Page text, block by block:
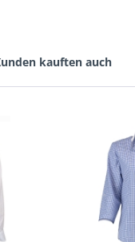
kauften auch